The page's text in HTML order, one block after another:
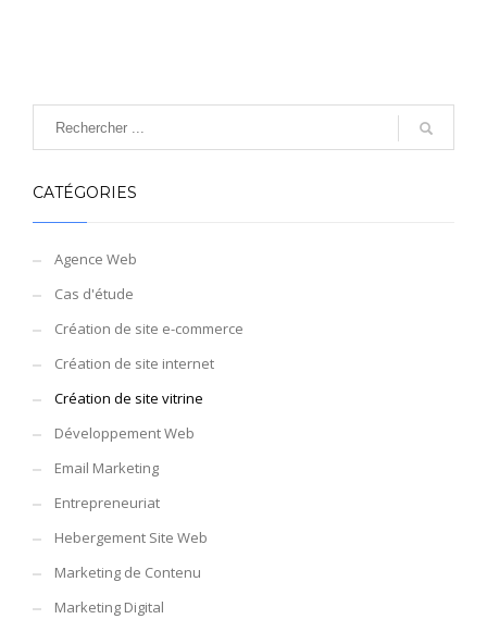
CATÉGORIES
Agence Web
Cas d'étude
Création de site e-commerce
Création de site internet
Création de site vitrine
Développement Web
Email Marketing
Entrepreneuriat
Hebergement Site Web
Marketing de Contenu
Marketing Digital